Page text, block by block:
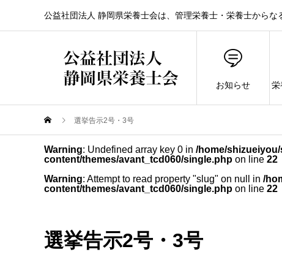
公益社団法人 静岡県栄養士会は、管理栄養士・栄養士から
お知らせ 栄
選挙告示2号・3号
Warning: Undefined array key 0 in /home/
content/themes/avant_tcd060/single.php on line 22
Warning: Attempt to read property "slug" on null in /
content/themes/avant_tcd060/single.php on line 22
選挙告示2号・3号